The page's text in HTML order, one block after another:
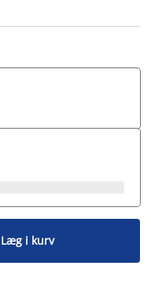
Læg i kurv